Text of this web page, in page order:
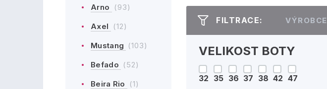
Arno (93)
Axel (12)
Mustang (103)
Befado (52)
Beira Rio (1)
FILTRACE: VÝROBCE
VELIKOST BOTY
32 35 36 37 38 42 47